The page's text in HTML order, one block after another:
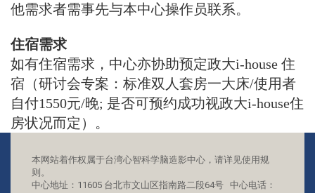
他需求者需事先与本中心操作员联系。
住宿需求
如有住宿需求，中心亦协助预定政大i-house 住
宿（研讨会专案：标准双人套房一大床/使用者
自付1550元/晚; 是否可预约成功视政大i-house住
房状况而定）。
本网站着作权属于台湾心智科学脑造影中心，请详见使用规
则。
中心地址：11605 台北市文山区指南路二段64号 中心电话：